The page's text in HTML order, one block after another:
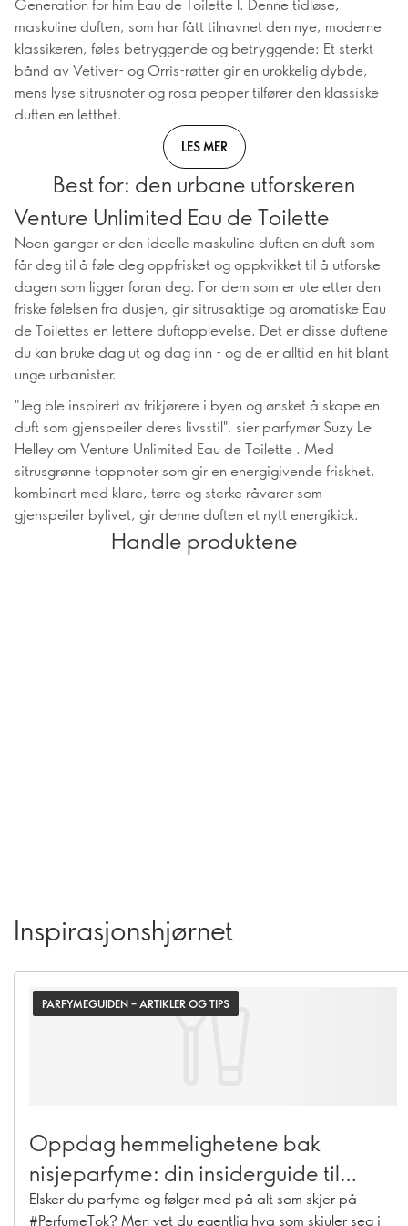
Generation for him Eau de Toilette l. Denne tidløse,
maskuline duften, som har fått tilnavnet den nye, moderne
klassikeren, føles betryggende og betryggende: Et sterkt
bånd av Vetiver- og Orris-røtter gir en urokkelig dybde,
mens lyse sitrusnoter og rosa pepper tilfører den klassiske
duften en letthet.
LES MER
Best for: den urbane utforskeren
Venture Unlimited Eau de Toilette
Noen ganger er den ideelle maskuline duften en duft som
får deg til å føle deg oppfrisket og oppkvikket til å utforske
dagen som ligger foran deg. For dem som er ute etter den
friske følelsen fra dusjen, gir sitrusaktige og aromatiske Eau
de Toilettes en lettere duftopplevelse. Det er disse duftene
du kan bruke dag ut og dag inn - og de er alltid en hit blant
unge urbanister.
"Jeg ble inspirert av frikjørere i byen og ønsket å skape en
duft som gjenspeiler deres livsstil", sier parfymør Suzy Le
Helley om Venture Unlimited Eau de Toilette . Med
sitrusgrønne toppnoter som gir en energigivende friskhet,
kombinert med klare, tørre og sterke råvarer som
gjenspeiler bylivet, gir denne duften et nytt energikick.
Handle produktene
Inspirasjonshjørnet
PARFYMEGUIDEN – ARTIKLER OG TIPS
Oppdag hemmelighetene bak
nisjeparfyme: din insiderguide til
duftspråket
Elsker du parfyme og følger med på alt som skjer på
#PerfumeTok? Men vet du egentlig hva som skjuler seg i